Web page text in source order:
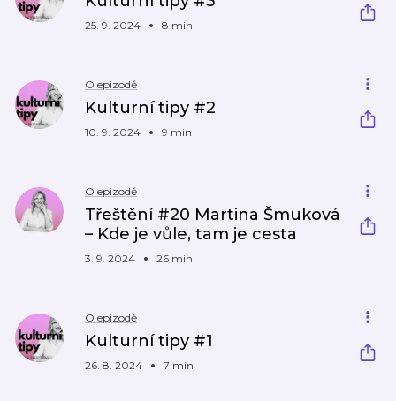
25. 9. 2024 8 min
O epizodě
Kulturní tipy #2
10. 9. 2024 9 min
O epizodě
Třeštění #20 Martina Šmuková
– Kde je vůle, tam je cesta
3. 9. 2024 26 min
O epizodě
Kulturní tipy #1
26. 8. 2024 7 min